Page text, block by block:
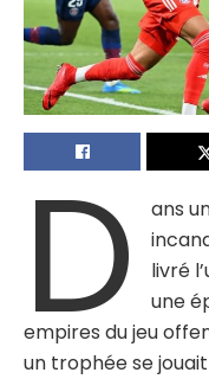
D
ans
livré
une
empires du jeu
un trophée se